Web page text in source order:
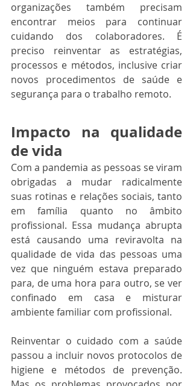
organizações também precisam
encontrar meios para continuar
cuidando dos colaboradores. É
preciso reinventar as estratégias,
processos e métodos, inclusive criar
novos procedimentos de saúde e
segurança para o trabalho remoto.
Impacto na qualidade
de vida
Com a pandemia as pessoas se viram
obrigadas a mudar radicalmente
suas rotinas e relações sociais, tanto
em família quanto no âmbito
profissional. Essa mudança abrupta
está causando uma reviravolta na
qualidade de vida das pessoas uma
vez que ninguém estava preparado
para, de uma hora para outro, se ver
confinado em casa e misturar
ambiente familiar com profissional.
Reinventar o cuidado com a saúde
passou a incluir novos protocolos de
higiene e métodos de prevenção.